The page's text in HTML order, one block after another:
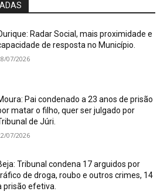
Radar Social, mais proximidade e
de resposta no Município.
07/2026
Pai condenado a 23 anos de prisão
matar o filho, quer ser julgado por
de Júri.
07/2026
Tribunal condena 17 arguidos por
de droga, roubo e outros crimes, 14
prisão efetiva.